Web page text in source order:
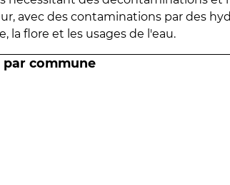
avec des contaminations par des
la flore et les usages de l'eau.
commune